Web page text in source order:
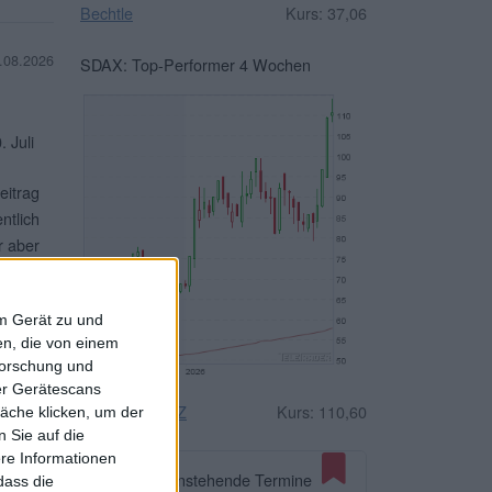
Gerät zu und
die von einem
und
Gerätescans
klicken, um der
Sie auf die
Informationen
die
Juli
aber
und
Das
Bechtle Kurs: 37,06
SDAX: Top-Performer 4 Wochen
Drägerwerk VZ Kurs: 110,60
Anstehende Termine